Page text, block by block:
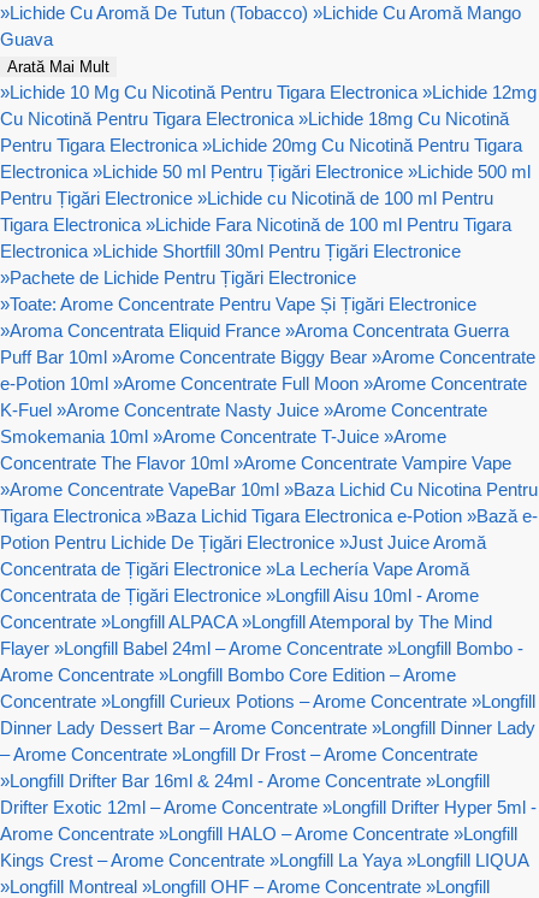
»Lichide Cu Aromă De Tutun (Tobacco) »Lichide Cu Aromă Mango
Guava
Arată Mai Mult
»Lichide 10 Mg Cu Nicotină Pentru Tigara Electronica »Lichide 12mg
Cu Nicotină Pentru Tigara Electronica »Lichide 18mg Cu Nicotină
Pentru Tigara Electronica »Lichide 20mg Cu Nicotină Pentru Tigara
Electronica »Lichide 50 ml Pentru Țigări Electronice »Lichide 500 ml
Pentru Țigări Electronice »Lichide cu Nicotină de 100 ml Pentru
Tigara Electronica »Lichide Fara Nicotină de 100 ml Pentru Tigara
Electronica »Lichide Shortfill 30ml Pentru Țigări Electronice
»Pachete de Lichide Pentru Țigări Electronice
»Toate: Arome Concentrate Pentru Vape Și Țigări Electronice
»Aroma Concentrata Eliquid France »Aroma Concentrata Guerra
Puff Bar 10ml »Arome Concentrate Biggy Bear »Arome Concentrate
e-Potion 10ml »Arome Concentrate Full Moon »Arome Concentrate
K-Fuel »Arome Concentrate Nasty Juice »Arome Concentrate
Smokemania 10ml »Arome Concentrate T-Juice »Arome
Concentrate The Flavor 10ml »Arome Concentrate Vampire Vape
»Arome Concentrate VapeBar 10ml »Baza Lichid Cu Nicotina Pentru
Tigara Electronica »Baza Lichid Tigara Electronica e-Potion »Bază e-
Potion Pentru Lichide De Țigări Electronice »Just Juice Aromă
Concentrata de Țigări Electronice »La Lechería Vape Aromă
Concentrata de Țigări Electronice »Longfill Aisu 10ml - Arome
Concentrate »Longfill ALPACA »Longfill Atemporal by The Mind
Flayer »Longfill Babel 24ml – Arome Concentrate »Longfill Bombo -
Arome Concentrate »Longfill Bombo Core Edition – Arome
Concentrate »Longfill Curieux Potions – Arome Concentrate »Longfill
Dinner Lady Dessert Bar – Arome Concentrate »Longfill Dinner Lady
– Arome Concentrate »Longfill Dr Frost – Arome Concentrate
»Longfill Drifter Bar 16ml & 24ml - Arome Concentrate »Longfill
Drifter Exotic 12ml – Arome Concentrate »Longfill Drifter Hyper 5ml -
Arome Concentrate »Longfill HALO – Arome Concentrate »Longfill
Kings Crest – Arome Concentrate »Longfill La Yaya »Longfill LIQUA
»Longfill Montreal »Longfill OHF – Arome Concentrate »Longfill